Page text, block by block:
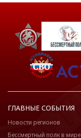
ГЛАВНЫЕ СОБЫТИЯ
Новости регионов
Бессмертный полк в мире